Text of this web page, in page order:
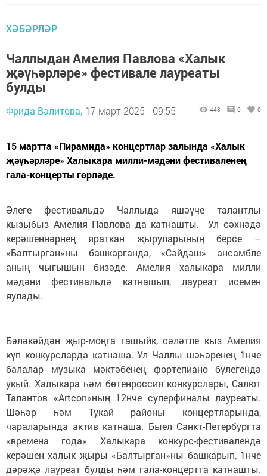
ХӘБӘРЛӘР
Чаллыдан Амелия Павлова «Халык
җәүһәрләре» фестивале лауреаты
булды
Фрида Вәлитова, 17 март 2025 - 09:55 443 0 0
15 мартта «Пирамида» концертлар залында «Халык
җәүһәрләре» Халыкара милли-мәдәни фестиваленең
гала-концерты гөрләде.
Әлеге фестивальдә Чаллыда яшәүче талантлы
кызыбыз Амелия Павлова да катнашты. Ул сәхнәдә
керәшеннәрнең яраткан җыруларының берсе –
«Балтырган»ны башкарганда, «Сәйдәш» ансамбле
аның чыгышын бизәде. Амелия халыкара милли
мәдәни фестивальдә катнашып, лауреат исемен
яулады.
Бәләкәйдән җыр-моңга гашыйк, сәләтле кыз Амелия
күп конкурсларда катнаша. Ул Чаллы шәһәренең 1нче
балалар музыка мәктәбенең фортепиано бүлегендә
укый. Халыкара һәм бөтенроссия конкурслары, Салют
Талантов «Artcon»ның 12нче суперфиналы лауреаты.
Шәһәр һәм Тукай районы концертларында,
чараларында актив катнаша. Быел Санкт-Петербургта
«времена года» Халыкара конкурс-фестивалендә
керәшен халык җыры «Балтырган»ны башкарып, 1нче
дәрәҗә лауреат булды һәм гала-концертта катнашты.